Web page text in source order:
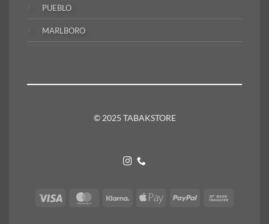
PUEBLO
MARLBORO
© 2025 TABAKSTORE
Visa MasterCardKlarna
Apple
PayPal